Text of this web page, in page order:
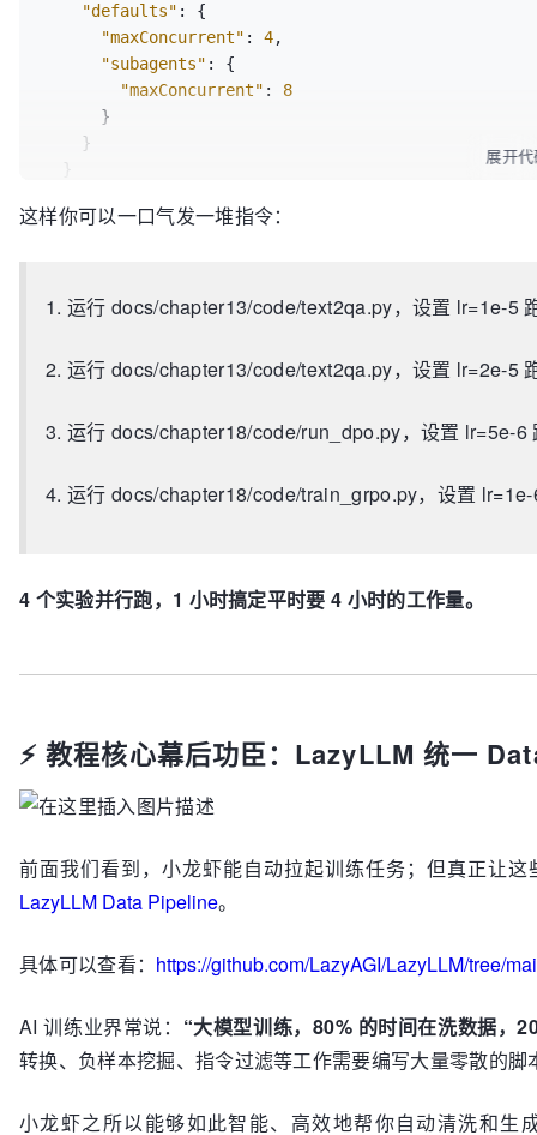
"defaults" :
{
"maxConcurrent" : 4,
"subagents" :
{
"maxConcurrent" :
8
}
}
}
展开
这样你可以一口气发一堆指令：
1. 运行 docs/chapter13/code/text2qa.py，设置 lr=1e-5
2. 运行 docs/chapter13/code/text2qa.py，设置 lr=2e-5
3. 运行 docs/chapter18/code/run_dpo.py，设置 lr=5e-6
4. 运行 docs/chapter18/code/train_grpo.py，设置
4 个实验并行跑，1 小时搞定平时要 4 小时的工作量。
⚡ 教程核心幕后功臣：LazyLLM 统一
前面我们看到，小龙虾能自动拉起训练任务；但真正让
LazyLLM Data Pipeline。
具体可以查看： https://github.com/LazyAGI/LazyLLM/tree/
AI 训练业界常说： “大模型训练，80% 的时间在洗数据，
转换、负样本挖掘、指令过滤等工作需要编写大量零散的
小龙虾之所以能够如此智能、高效地帮你自动清洗和生